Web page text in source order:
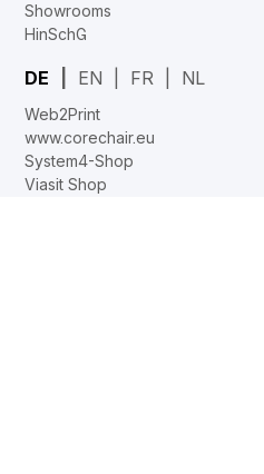
Showrooms
HinSchG
DE EN FR NL
Web2Print
www.corechair.eu
System4-Shop
Viasit Shop